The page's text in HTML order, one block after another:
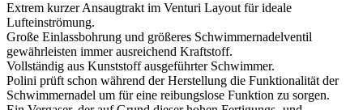
Extrem kurzer Ansaugtrakt im Venturi Layout für ideale
Lufteinströmung.
Große Einlassbohrung und größeres Schwimmernadelventil
gewährleisten immer ausreichend Kraftstoff.
Vollständig aus Kunststoff ausgeführter Schwimmer.
Polini prüft schon während der Herstellung die Funktionalität der
Schwimmernadel um für eine reibungslose Funktion zu sorgen.